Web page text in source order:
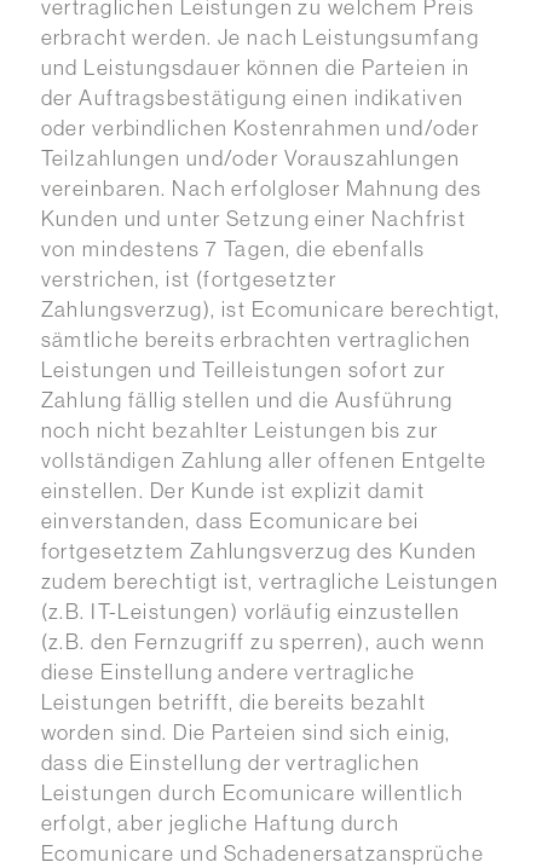
vertraglichen Leistungen zu welchem Preis
erbracht werden. Je nach Leistungsumfang
und Leistungsdauer können die Parteien in
der Auftragsbestätigung einen indikativen
oder verbindlichen Kostenrahmen und/oder
Teilzahlungen und/oder Vorauszahlungen
vereinbaren. Nach erfolgloser Mahnung des
Kunden und unter Setzung einer Nachfrist
von mindestens 7 Tagen, die ebenfalls
verstrichen, ist (fortgesetzter
Zahlungsverzug), ist Ecomunicare berechtigt,
sämtliche bereits erbrachten vertraglichen
Leistungen und Teilleistungen sofort zur
Zahlung fällig stellen und die Ausführung
noch nicht bezahlter Leistungen bis zur
vollständigen Zahlung aller offenen Entgelte
einstellen. Der Kunde ist explizit damit
einverstanden, dass Ecomunicare bei
fortgesetztem Zahlungsverzug des Kunden
zudem berechtigt ist, vertragliche Leistungen
(z.B. IT-Leistungen) vorläufig einzustellen
(z.B. den Fernzugriff zu sperren), auch wenn
diese Einstellung andere vertragliche
Leistungen betrifft, die bereits bezahlt
worden sind. Die Parteien sind sich einig,
dass die Einstellung der vertraglichen
Leistungen durch Ecomunicare willentlich
erfolgt, aber jegliche Haftung durch
Ecomunicare und Schadenersatzansprüche